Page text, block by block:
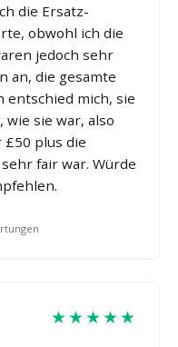
die Ersatz-
obwohl ich die
jedoch sehr
an, die gesamte
entschied mich, sie
wie sie war, also
plus die
fair war. Würde
★★★★★